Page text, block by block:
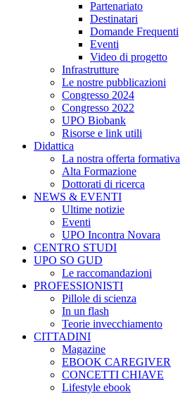
Partenariato
Destinatari
Domande Frequenti
Eventi
Video di progetto
Infrastrutture
Le nostre pubblicazioni
Congresso 2024
Congresso 2022
UPO Biobank
Risorse e link utili
Didattica
La nostra offerta formativa
Alta Formazione
Dottorati di ricerca
NEWS & EVENTI
Ultime notizie
Eventi
UPO Incontra Novara
CENTRO STUDI
UPO SO GUD
Le raccomandazioni
PROFESSIONISTI
Pillole di scienza
In un flash
Teorie invecchiamento
CITTADINI
Magazine
EBOOK CAREGIVER
CONCETTI CHIAVE
Lifestyle ebook